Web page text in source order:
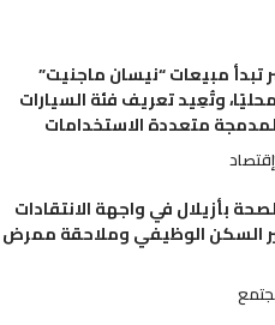
تبدأ مبيعات “نيسان ماجنيت”
وتُعِيد تعريف فئة السيارات
متعددة الاستخدامات
إقتصاد
بأزيلال في واجهة الانتقادات
السكن الوظيفي وملاحقة ممرض